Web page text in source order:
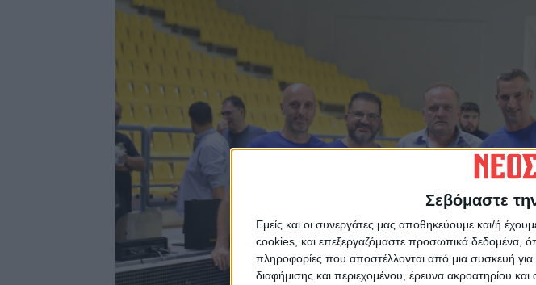
Σεβόμαστε
Εμείς και οι συνεργάτες μας αποθηκεύουμε και/ή
cookies, και επεξεργαζόμαστε προσωπικά δεδομένα,
πληροφορίες που αποστέλλονται από μια συσκευή για
διαφήμισης και περιεχομένου, έρευνα ακροατηρίου